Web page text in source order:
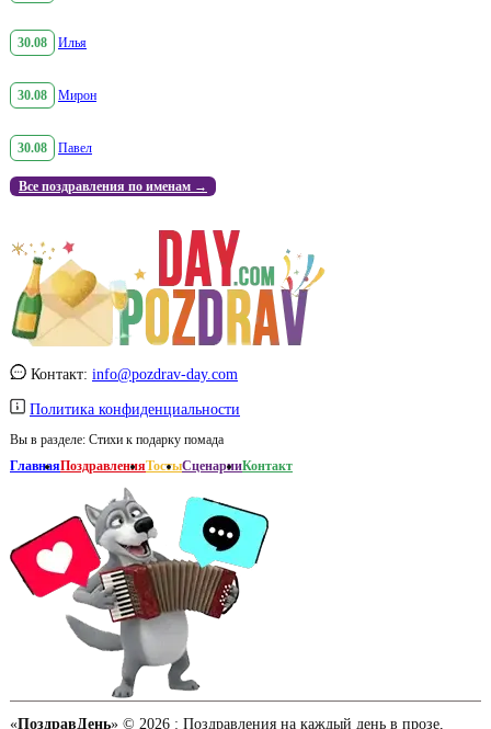
30.08 Илья
30.08 Мирон
30.08 Павел
Все поздравления по именам →
Контакт: info@pozdrav-day.com
Политика конфиденциальности
Вы в разделе: Стихи к подарку помада
ГлавнаяПоздравленияТостыСценарииКонтакт
«ПоздравДень» © 2026 : Поздравления на каждый день в прозе,